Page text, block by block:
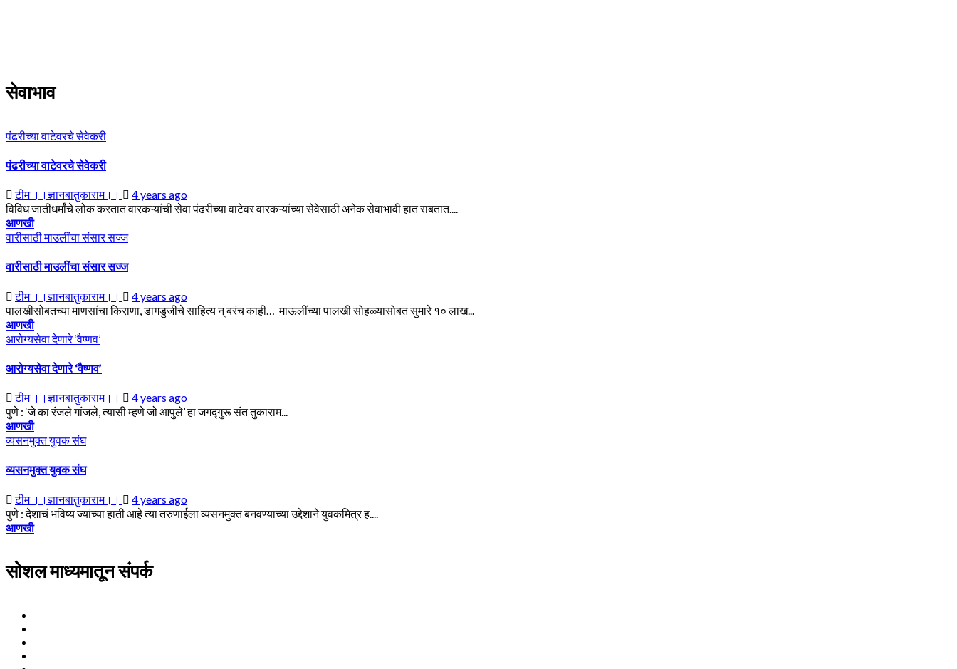
सेवाभाव
पंढरीच्या वाटेवरचे सेवेकरी
पंढरीच्या वाटेवरचे सेवेकरी
टीम ।।ज्ञानबातुकाराम।।
4 years ago
विविध जातीधर्मांचे लोक करतात वारकऱ्यांची सेवा पंढरीच्या वाटेवर वारकऱ्यांच्या सेवेसाठी अनेक सेवाभावी हात राबतात....
आणखी
वारीसाठी माउलींचा संसार सज्ज
वारीसाठी माउलींचा संसार सज्ज
टीम ।।ज्ञानबातुकाराम।।
4 years ago
पालखीसोबतच्या माणसांचा किराणा, डागडुजीचे साहित्य न् बरंच काही… माऊलींच्या पालखी सोहळ्यासोबत सुमारे १० लाख...
आणखी
आरोग्यसेवा देणारे ‘वैष्णव’
आरोग्यसेवा देणारे ‘वैष्णव’
टीम ।।ज्ञानबातुकाराम।।
4 years ago
पुणे : ‘जे का रंजले गांजले, त्यासी म्हणे जो आपुले’ हा जगद्गुरू संत तुकाराम...
आणखी
व्यसनमुक्त युवक संघ
व्यसनमुक्त युवक संघ
टीम ।।ज्ञानबातुकाराम।।
4 years ago
पुणे : देशाचं भविष्य ज्यांच्या हाती आहे त्या तरुणाईला व्यसनमुक्त बनवण्याच्या उद्देशाने युवकमित्र ह....
आणखी
सोशल माध्यमातून संपर्क